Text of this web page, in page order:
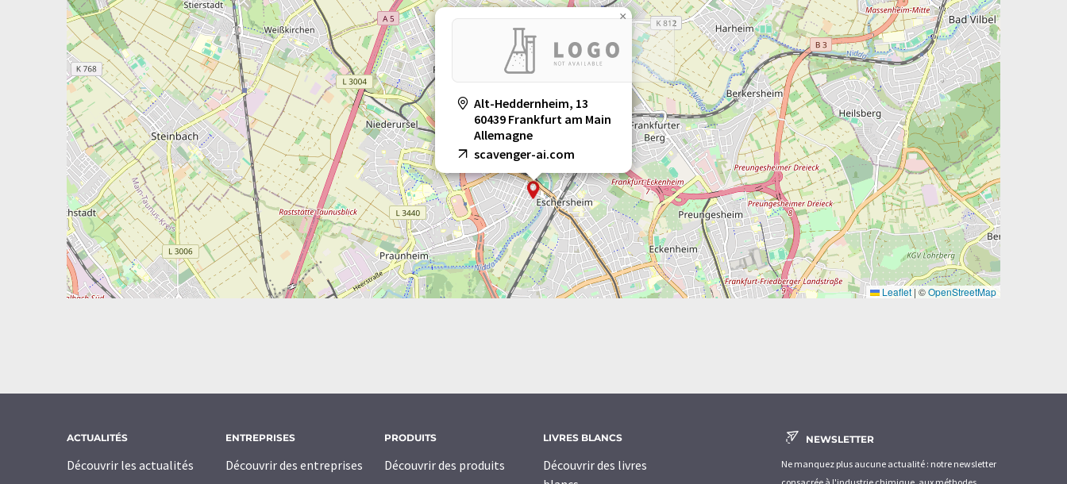
Alt-Heddernheim, 13
60439 Frankfurt am Main
Allemagne
scavenger-ai.com
×
Leaflet | ©OpenStreetMap
ACTUALITÉS
Découvrir les actualités
ENTREPRISES
Découvrir des entreprises
PRODUITS
Découvrir des produits
LIVRES BLANCS
Découvrir des livres
NEWSLETTER
Ne manquez plus aucune actualité : notre newsletter